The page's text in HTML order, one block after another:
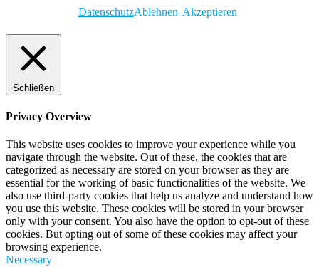
DatenschutzAblehnen Akzeptieren
Schließen
Privacy Overview
This website uses cookies to improve your experience while you
navigate through the website. Out of these, the cookies that are
categorized as necessary are stored on your browser as they are
essential for the working of basic functionalities of the website. We
also use third-party cookies that help us analyze and understand how
you use this website. These cookies will be stored in your browser
only with your consent. You also have the option to opt-out of these
cookies. But opting out of some of these cookies may affect your
browsing experience.
Necessary